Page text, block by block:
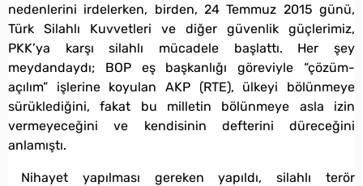
nedenlerini irdelerken, birden, 24 Temmuz 2015 günü,
Türk Silahlı Kuvvetleri ve diğer güvenlik güçlerimiz,
PKK’ya karşı silahlı mücadele başlattı. Her şey
meydandaydı; BOP eş başkanlığı göreviyle “çözüm-
açılım” işlerine koyulan AKP (RTE), ülkeyi bölünmeye
sürüklediğini, fakat bu milletin bölünmeye asla izin
vermeyeceğini ve kendisinin defterini düreceğini
anlamıştı.
Nihayet yapılması gereken yapıldı, silahlı terör